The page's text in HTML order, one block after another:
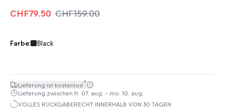
CHF79.50 CHF159.00
Farbe: Black
Lieferung ist kostenlos!*
Lieferung zwischen fr. 07. aug. - mo. 10. aug.
VOLLES RÜCKGABERECHT INNERHALB VON 30 TAGEN